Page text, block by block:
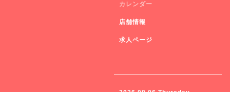
カレンダー
店舗情報
求人ページ